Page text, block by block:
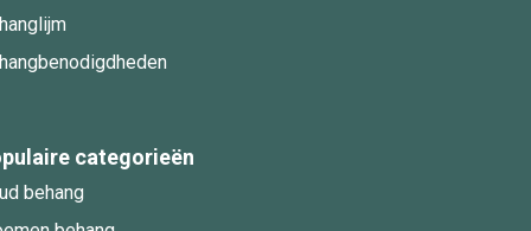
categorieën
behang